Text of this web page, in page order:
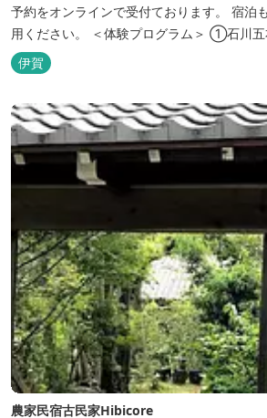
予約をオンラインで受付ております。 宿泊
用ください。 ＜体験プログラム＞ ①石川五
う！ ②忍者をめざそう！（入門・初級編） ③忍者の基礎体力づく
り！農業体験！ ④忍者の里山散策と忍者修
で忍道修行）
伊賀
農家民宿古民家Hibicore